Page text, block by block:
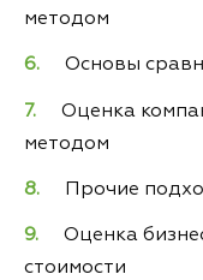
методом
Основы
Оценка
методом
Прочие
Оценка
стоимости